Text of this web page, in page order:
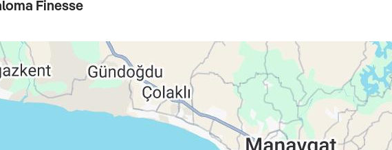
zahŕňa leteckú dopravu, malú príručnú batožinu (musí sa zmestiť pod sedadlo
cm) a iba vo vybraných termínoch podpalubnú batožinu, ubytovanie podľa
podľa typu kapacity, poistenie insolventnosti, delegáta CK na telefóne 24/7
Finesse